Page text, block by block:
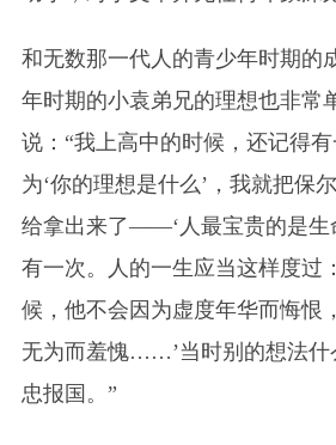
和无数那一代人的青少年时期的
年时期的小袁弟兄的理想也非常
说：“我上高中的时候，还记得
为‘你的理想是什么’，我就把保
给拿出来了——‘人最宝贵的是生
有一次。人的一生应当这样度过
候，他不会因为虚度年华而悔恨
无为而羞愧……’当时别的想法什
忠报国。”